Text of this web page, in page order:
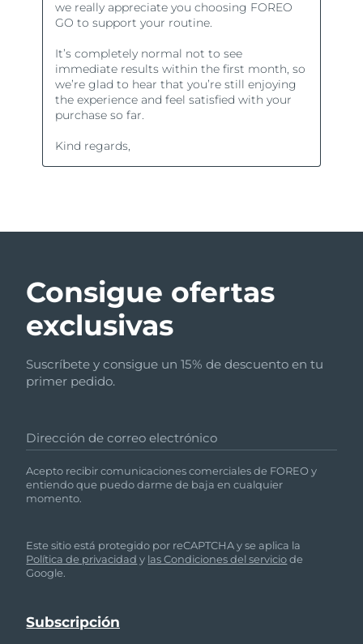
Consigue ofertas
exclusivas
Suscríbete y consigue un 15% de descuento en tu
primer pedido.
Dirección de correo electrónico
Acepto recibir comunicaciones comerciales de FOREO y
entiendo que puedo darme de baja en cualquier
momento.
Este sitio está protegido por reCAPTCHA y se aplica la
Política de privacidad y las Condiciones del serviciode
Google.